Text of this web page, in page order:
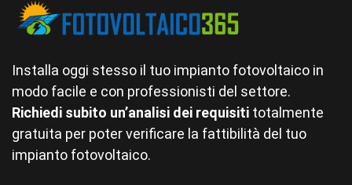
Installa oggi stesso il tuo impianto fotovoltaico in
modo facile e con professionisti del settore.
Richiedi subito un’analisi dei requisiti totalmente
gratuita per poter verificare la fattibilità del tuo
impianto fotovoltaico.